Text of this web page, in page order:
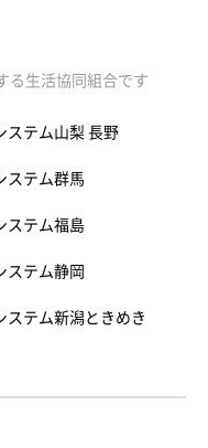
る生活協同組合です
ステム山梨 長野
ステム群馬
ステム福島
ステム静岡
ステム新潟ときめき